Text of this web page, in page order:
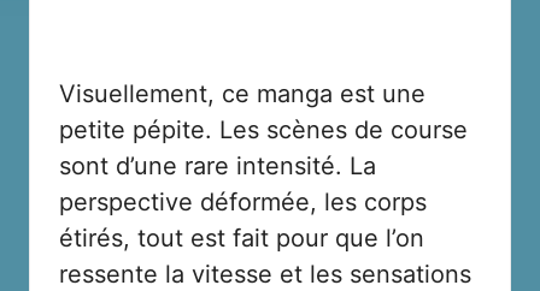
Visuellement, ce manga est une
petite pépite. Les scènes de course
sont d’une rare intensité. La
perspective déformée, les corps
étirés, tout est fait pour que l’on
ressente la vitesse et les sensations